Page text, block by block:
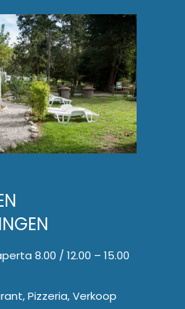
8.00 / 12.00 – 15.00
Pizzeria, Verkoop